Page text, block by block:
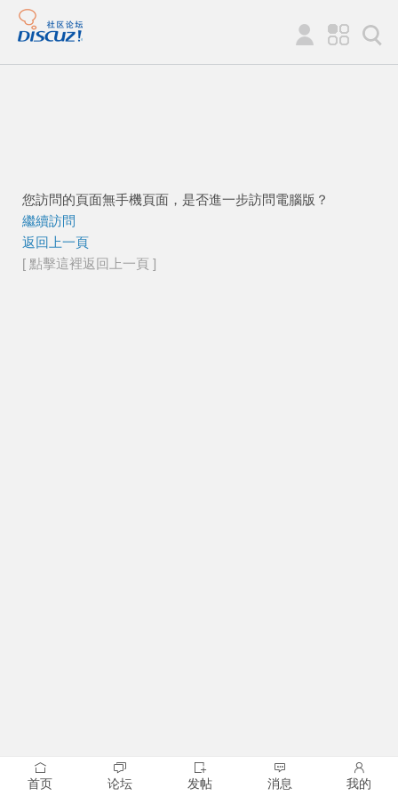
您訪問的頁面無手機頁面，是否進一步訪問電腦版？
繼續訪問
返回上一頁
[ 點擊這裡返回上一頁 ]
首页 论坛 发帖 消息 我的